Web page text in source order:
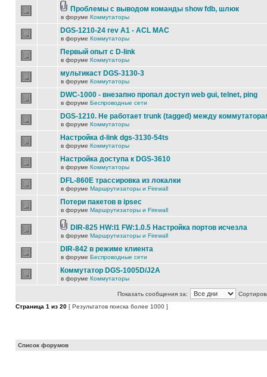
Проблемы с выводом команды show fdb, шлюк
в форуме Коммутаторы
DGS-1210-24 rev A1 - ACL MAC
в форуме Коммутаторы
Первый опыт с D-link
в форуме Коммутаторы
мультикаст DGS-3130-3
в форуме Коммутаторы
DWC-1000 - внезапно пропал доступ web gui, telnet, ping
в форуме Беспроводные сети
DGS-1210. Не работает trunk (tagged) между
в форуме Коммутаторы
Настройка d-link dgs-3130-54ts
в форуме Коммутаторы
Настройка доступа к DGS-3610
в форуме Коммутаторы
DFL-860E трассировка из локалки
в форуме Маршрутизаторы и Firewall
Потери пакетов в ipsec
в форуме Маршрутизаторы и Firewall
DIR-825 HW:I1 FW:1.0.5 Настройка портов исчезла
в форуме Маршрутизаторы и Firewall
DIR-842 в режиме клиента
в форуме Беспроводные сети
Коммутатор DGS-1005D/J2A
в форуме Коммутаторы
Показать сообщения за:
Страница 1 из 20 [ Результатов поиска более 1000 ]
Список форумов